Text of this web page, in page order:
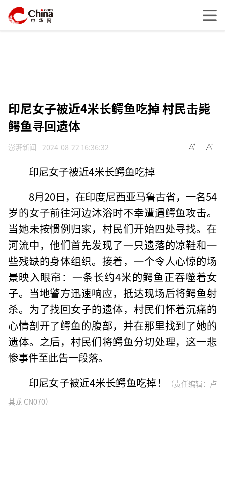
印尼女子被近4米长鳄鱼吃掉 村民击毙
鳄鱼寻回遗体
澎湃新闻 2024-08-22 16:36:32
印尼女子被近4米长鳄鱼吃掉
8月20日，在印度尼西亚马鲁古省，一名54
岁的女子前往河边沐浴时不幸遭遇鳄鱼攻击。
当她未按惯例归家，村民们开始四处寻找。在
河流中，他们首先发现了一只遗落的凉鞋和一
些残缺的身体组织。接着，一个令人心惊的场
景映入眼帘：一条长约4米的鳄鱼正吞噬着女
子。当地警方迅速响应，抵达现场后将鳄鱼射
杀。为了找回女子的遗体，村民们怀着沉痛的
心情剖开了鳄鱼的腹部，并在那里找到了她的
遗体。之后，村民们将鳄鱼分切处理，这一悲
惨事件至此告一段落。
印尼女子被近4米长鳄鱼吃掉！
（责任编辑：卢
其龙 CN070）